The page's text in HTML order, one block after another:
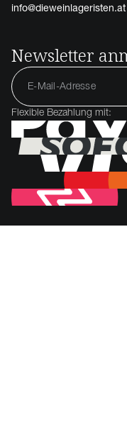
info@dieweinlageristen.at
Newsletter
Flexible Bezahlung mit: